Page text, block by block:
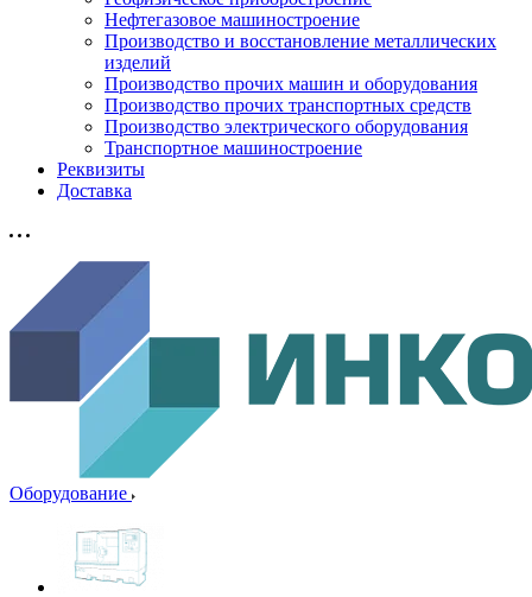
Нефтегазовое машиностроение
Производство и восстановление металлических
изделий
Производство прочих машин и оборудования
Производство прочих транспортных средств
Производство электрического оборудования
Транспортное машиностроение
Реквизиты
Доставка
Оборудование